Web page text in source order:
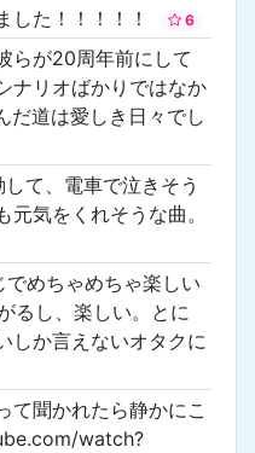
した！！！！！
6
らが20周年前にして
ナリオばかりではなか
だ道は愛しき日々でし
て、電車で泣きそう
気をくれそうな曲。
めちゃめちゃ楽しい
るし、楽しい。とに
しか言えないオタクに
て聞かれたら静かにこ
watch?